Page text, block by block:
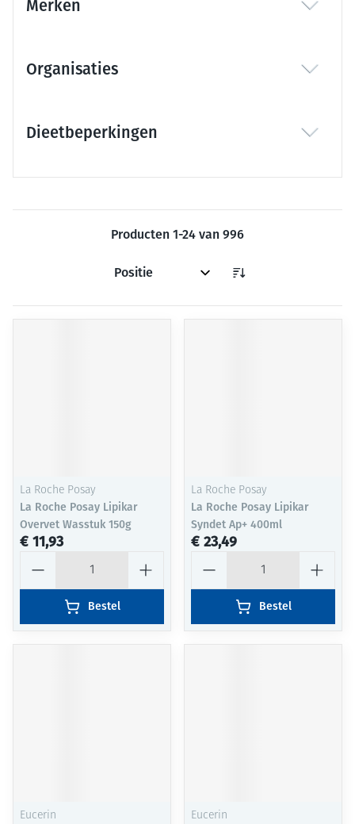
Merken
Organisaties
Dieetbeperkingen
Producten 1-24 van 996
Sorteer op:
La Roche Posay
La Roche Posay Lipikar
Overvet Wasstuk 150g
€ 11,93
Bestel
La Roche Posay
La Roche Posay Lipikar
Syndet Ap+ 400ml
€ 23,49
Bestel
Eucerin Eucerin